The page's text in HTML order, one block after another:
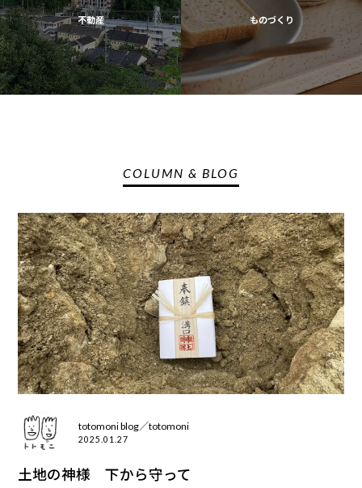
不動産 ものづくり
COLUMN & BLOG
totomoni blog／totomoni
2025.01.27
土地の神様 下から守って